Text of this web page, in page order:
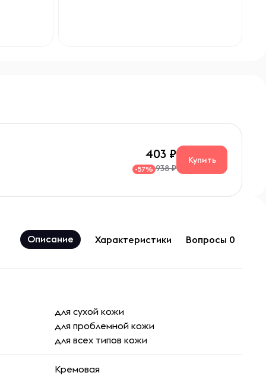
403
-57% 938 ₽
Купить
Описание Характеристики Вопросы 0
для сухой кожи
для проблемной кожи
для всех типов кожи
Кремовая